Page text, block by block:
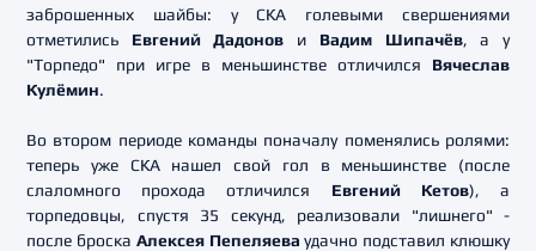
заброшенных шайбы: у СКА голевыми свершениями
отметились Евгений Дадонов и Вадим Шипачёв, а у
"Торпедо" при игре в меньшинстве отличился Вячеслав
Кулёмин.
Во втором периоде команды поначалу поменялись ролями:
теперь уже СКА нашел свой гол в меньшинстве (после
слаломного прохода отличился Евгений Кетов), а
торпедовцы, спустя 35 секунд, реализовали "лишнего" -
после броска Алексея Пепеляева удачно подставил клюшку